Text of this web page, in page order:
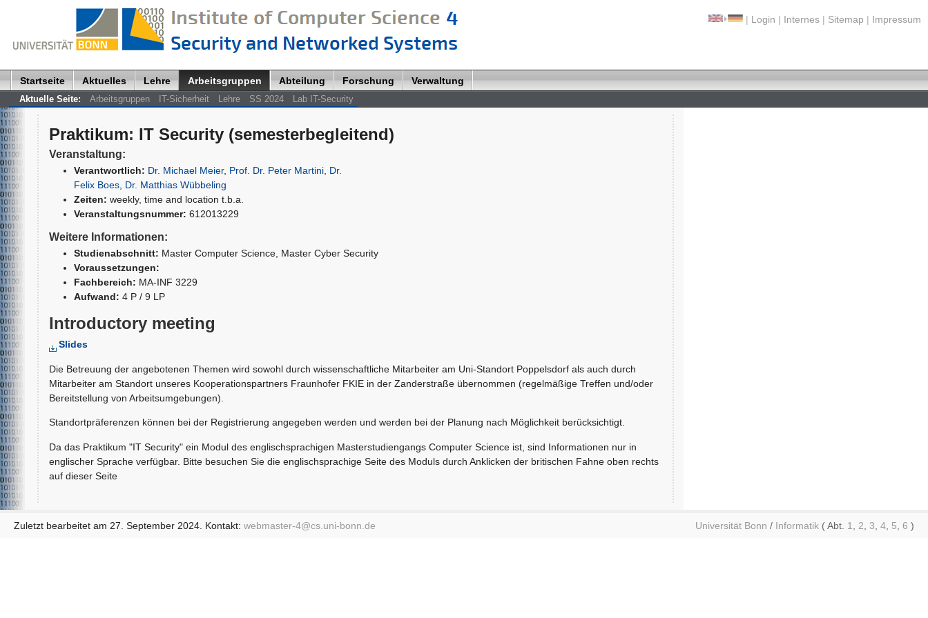
| Login | Internes | Sitemap | Impressum
Startseite Aktuelles Lehre Arbeitsgruppen Abteilung Forschung Verwaltung
Aktuelle Seite: Arbeitsgruppen IT-Sicherheit Lehre SS 2024 Lab IT-Security
Praktikum: IT Security (semesterbegleitend)
Veranstaltung:
Verantwortlich: Dr. Michael Meier, Prof. Dr. Peter Martini, Dr.
Felix Boes, Dr. Matthias Wübbeling
Zeiten: weekly, time and location t.b.a.
Veranstaltungsnummer: 612013229
Weitere Informationen:
Studienabschnitt: Master Computer Science, Master Cyber Security
Voraussetzungen:
Fachbereich: MA-INF 3229
Aufwand: 4 P / 9 LP
Introductory meeting
Slides
Die Betreuung der angebotenen Themen wird sowohl durch wissenschaftliche Mitarbeiter am Uni-Standort Poppelsdorf als auch durch
Mitarbeiter am Standort unseres Kooperationspartners Fraunhofer FKIE in der Zanderstraße übernommen (regelmäßige Treffen und/oder
Bereitstellung von Arbeitsumgebungen).
Standortpräferenzen können bei der Registrierung angegeben werden und werden bei der Planung nach Möglichkeit berücksichtigt.
Da das Praktikum "IT Security" ein Modul des englischsprachigen Masterstudiengangs Computer Science ist, sind Informationen nur in
englischer Sprache verfügbar. Bitte besuchen Sie die englischsprachige Seite des Moduls durch Anklicken der britischen Fahne oben rechts
auf dieser Seite
Zuletzt bearbeitet am 27. September 2024. Kontakt: webmaster-4@cs.uni-bonn.de Universität Bonn / Informatik ( Abt. 1, 2, 3, 4, 5, 6 )